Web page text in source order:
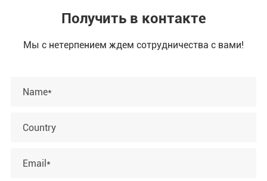
Получить в контакте
Мы с нетерпением ждем сотрудничества с вами!